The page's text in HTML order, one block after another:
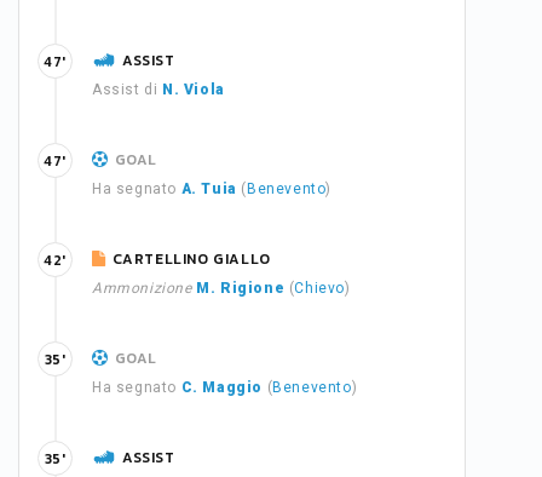
ASSIST
Assist di N. Viola
47'
GOAL
Ha segnato A. Tuia ( Benevento)
47'
CARTELLINO GIALLO
Ammonizione M. Rigione (Chievo)
42'
GOAL
Ha segnato C. Maggio ( Benevento)
35'
ASSIST
35'